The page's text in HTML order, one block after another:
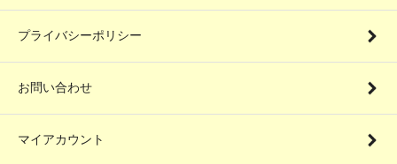
プライバシーポリシー
お問い合わせ
マイアカウント